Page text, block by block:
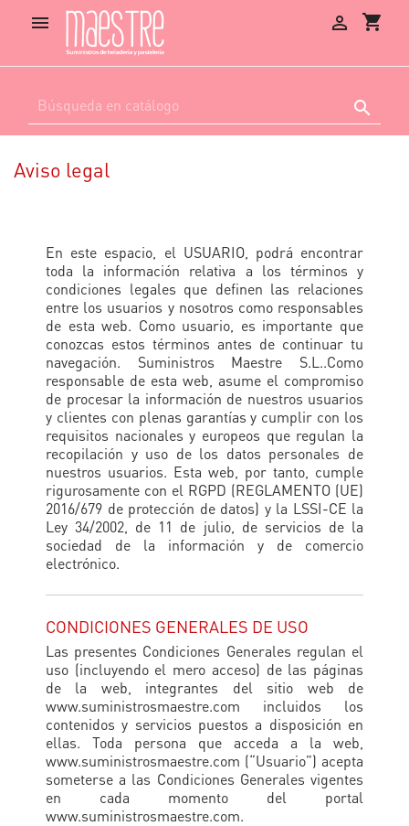
 shopping_cart


Aviso legal
En este espacio, el USUARIO, podrá encontrar
toda la información relativa a los términos y
condiciones legales que definen las relaciones
entre los usuarios y nosotros como responsables
de esta web. Como usuario, es importante que
conozcas estos términos antes de continuar tu
navegación. Suministros Maestre S.L..Como
responsable de esta web, asume el compromiso
de procesar la información de nuestros usuarios
y clientes con plenas garantías y cumplir con los
requisitos nacionales y europeos que regulan la
recopilación y uso de los datos personales de
nuestros usuarios. Esta web, por tanto, cumple
rigurosamente con el RGPD (REGLAMENTO (UE)
2016/679 de protección de datos) y la LSSI-CE la
Ley 34/2002, de 11 de julio, de servicios de la
sociedad de la información y de comercio
electrónico.
CONDICIONES GENERALES DE USO
Las presentes Condiciones Generales regulan el
uso (incluyendo el mero acceso) de las páginas
de la web, integrantes del sitio web de
www.suministrosmaestre.com incluidos los
contenidos y servicios puestos a disposición en
ellas. Toda persona que acceda a la web,
www.suministrosmaestre.com (“Usuario”) acepta
someterse a las Condiciones Generales vigentes
en cada momento del portal
www.suministrosmaestre.com.